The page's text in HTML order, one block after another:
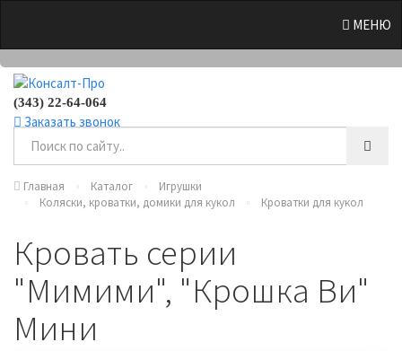
МЕНЮ
(343) 22-64-064
Заказать звонок
Главная Каталог
Игрушки
Коляски, кроватки, домики для кукол
Кроватки для кукол
Кровать серии
"Мимими", "Крошка Ви"
Мини